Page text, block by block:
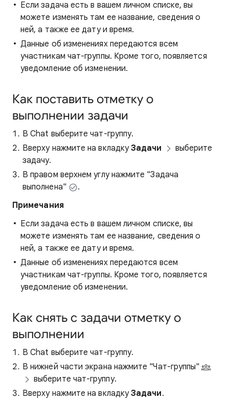
Если задача есть в вашем личном списке, вы
можете изменять там ее название, сведения о
ней, а также ее дату и время.
Данные об изменениях передаются всем
участникам чат-группы. Кроме того, появляется
уведомление об изменении.
Как поставить отметку о
выполнении задачи
В Chat выберите чат-группу.
Вверху нажмите на вкладкуЗадачи
выберите
задачу.
В правом верхнем углу нажмите "Задача
выполнена"
.
Примечания
Если задача есть в вашем личном списке, вы
можете изменять там ее название, сведения о
ней, а также ее дату и время.
Данные об изменениях передаются всем
участникам чат-группы. Кроме того, появляется
уведомление об изменении.
Как снять с задачи отметку о
выполнении
В Chat выберите чат-группу.
В нижней части экрана нажмите "Чат-группы"
выберите чат-группу.
Вверху нажмите на вкладкуЗадачи.